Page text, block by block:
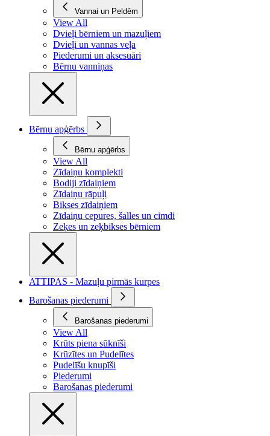
Vannai un Peldēm
View All
Dvieļi bērniem un mazuļiem
Dvieļi un vannas veļa
Piederumi un aksesuāri
Bērnu vanniņas
Bērnu apģērbs
Bērnu apģērbs
View All
Zīdaiņu komplekti
Bodiji zīdaiņiem
Zīdaiņu rāpuļi
Bikses zīdaiņiem
Zīdaiņu cepures, šalles un cimdi
Zeķes un zeķbikses bērniem
ATTIPAS - Mazuļu pirmās kurpes
Barošanas piederumi
Barošanas piederumi
View All
Krūts piena sūknīši
Krūzītes un Pudelītes
Pudelīšu knupīši
Piederumi
Barošanas piederumi